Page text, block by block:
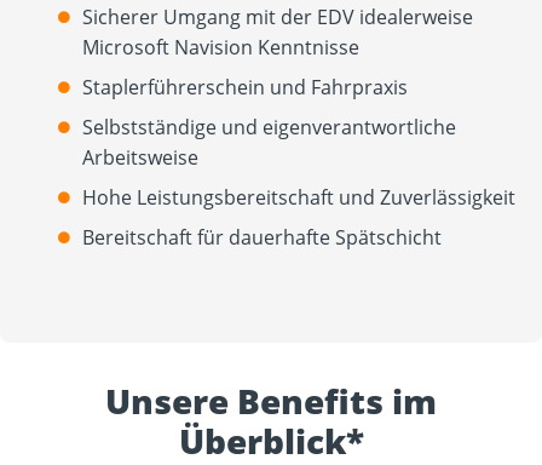
Sicherer Umgang mit der EDV idealerweise
Microsoft Navision Kenntnisse
Staplerführerschein und Fahrpraxis
Selbstständige und eigenverantwortliche
Arbeitsweise
Hohe Leistungsbereitschaft und Zuverlässigkeit
Bereitschaft für dauerhafte Spätschicht
Unsere Benefits im
Überblick*